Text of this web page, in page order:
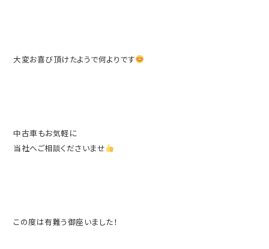
大変お喜び頂けたようで何よりです
中古車もお気軽に
当社へご相談くださいませ
この度は有難う御座いました！